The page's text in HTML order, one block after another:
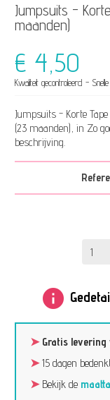
Jumpsuits -
maanden)
€ 4,50
Kwaliteit gecontroleerd -
Jumpsuits - Korte
(23 maanden), in Zo
beschrijving.
info
➤ Gratis levering
➤15 dagen
➤Bekijk de